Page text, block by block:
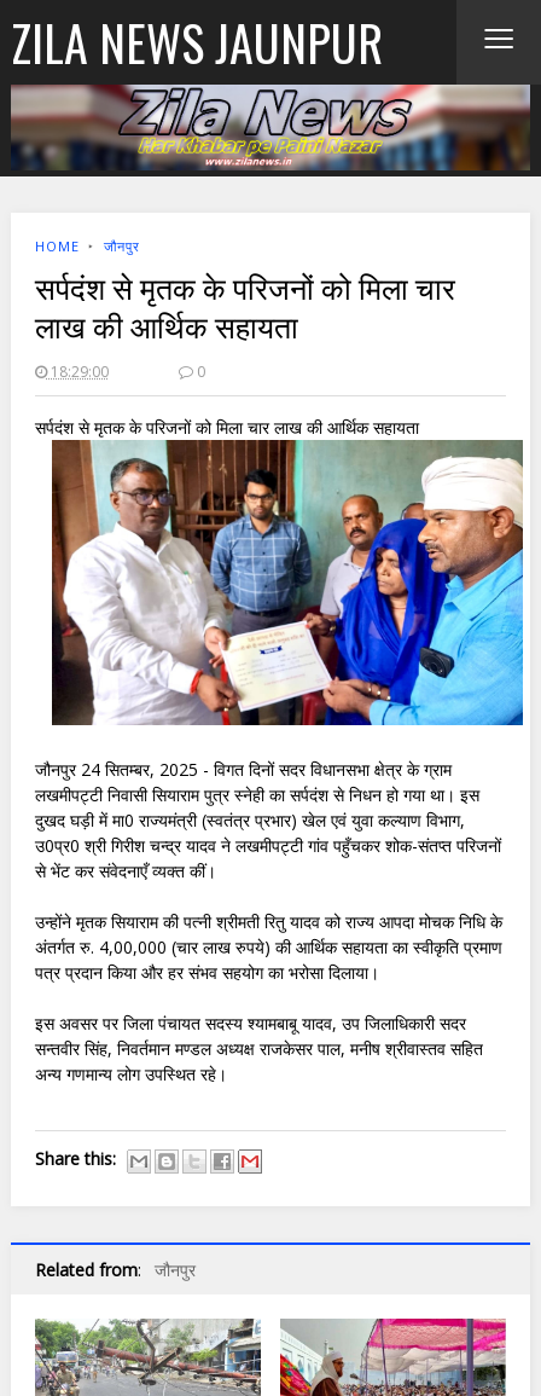
ZILA NEWS JAUNPUR ≡
HOME ‣ जौनपुर
सर्पदंश से मृतक के परिजनों को मिला चार
लाख की आर्थिक सहायता
18:29:00 0
सर्पदंश से मृतक के परिजनों को मिला चार लाख की आर्थिक सहायता
जौनपुर 24 सितम्बर, 2025 - विगत दिनों सदर विधानसभा क्षेत्र के ग्राम
लखमीपट्टी निवासी सियाराम पुत्र स्नेही का सर्पदंश से निधन हो गया था। इस
दुखद घड़ी में मा0 राज्यमंत्री (स्वतंत्र प्रभार) खेल एवं युवा कल्याण विभाग,
उ0प्र0 श्री गिरीश चन्द्र यादव ने लखमीपट्टी गांव पहुँचकर शोक-संतप्त परिजनों
से भेंट कर संवेदनाएँ व्यक्त कीं।
उन्होंने मृतक सियाराम की पत्नी श्रीमती रितु यादव को राज्य आपदा मोचक निधि के
अंतर्गत रु. 4,00,000 (चार लाख रुपये) की आर्थिक सहायता का स्वीकृति प्रमाण
पत्र प्रदान किया और हर संभव सहयोग का भरोसा दिलाया।
इस अवसर पर जिला पंचायत सदस्य श्यामबाबू यादव, उप जिलाधिकारी सदर
सन्तवीर सिंह, निवर्तमान मण्डल अध्यक्ष राजकेसर पाल, मनीष श्रीवास्तव सहित
अन्य गणमान्य लोग उपस्थित रहे।
Share this:
Related from: जौनपुर